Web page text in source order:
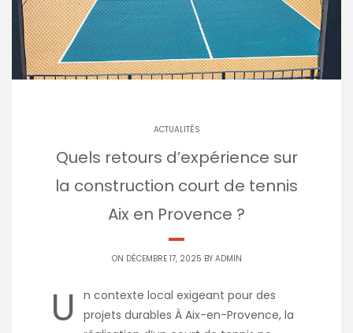
ACTUALITÉS
Quels retours d’expérience sur
la construction court de tennis
Aix en Provence ?
ON DÉCEMBRE 17, 2025 BY ADMIN
U
n contexte local exigeant pour des
projets durables À Aix-en-Provence, la